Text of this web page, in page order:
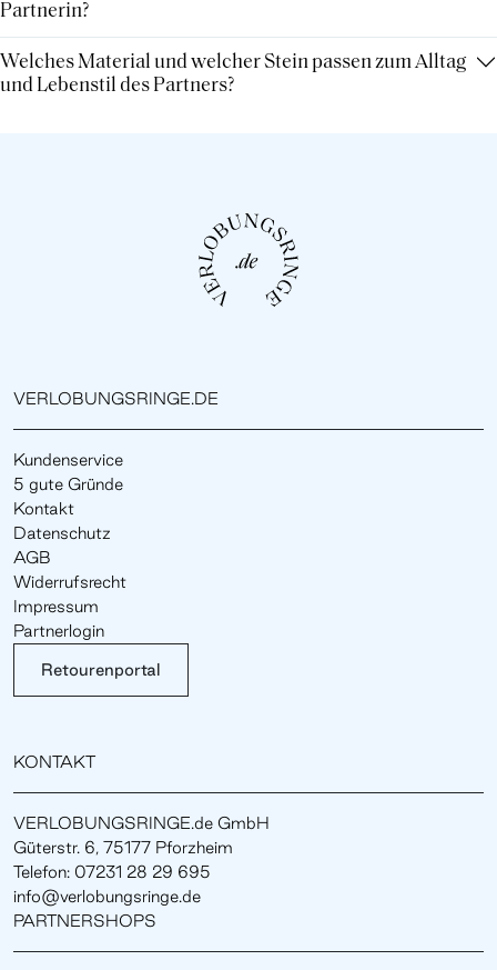
Partnerin?
Welches Material und welcher Stein passen zum Alltag
und Lebenstil des Partners?
VERLOBUNGSRINGE.DE
Kundenservice
5 gute Gründe
Kontakt
Datenschutz
AGB
Widerrufsrecht
Impressum
Partnerlogin
Retourenportal
KONTAKT
VERLOBUNGSRINGE.de GmbH
Güterstr. 6, 75177 Pforzheim
Telefon: 07231 28 29 695
info@verlobungsringe.de
PARTNERSHOPS